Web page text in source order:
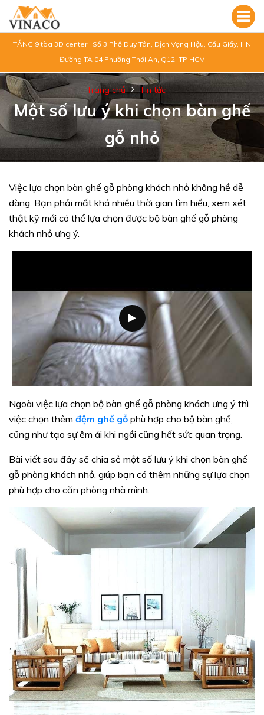
TẦNG 9 tòa 3D center , Số 3 Phố Duy Tân, Dịch Vọng Hậu, Cầu Giấy, HN
Đường TA 04 Phường Thới An, Q12, TP HCM
Trang chủ Tin tức
Một số lưu ý khi chọn bàn ghế
gỗ nhỏ
Việc lựa chọn bàn ghế gỗ phòng khách nhỏ không hề dễ
dàng. Bạn phải mất khá nhiều thời gian tìm hiểu, xem xét
thật kỹ mới có thể lựa chọn được bộ bàn ghế gỗ phòng
khách nhỏ ưng ý.
Ngoài việc lựa chọn bộ bàn ghế gỗ phòng khách ưng ý thì
việc chọn thêm đệm ghế gỗ phù hợp cho bộ bàn ghế,
cũng như tạo sự êm ái khi ngồi cũng hết sức quan trọng.
Bài viết sau đây sẽ chia sẻ một số lưu ý khi chọn bàn ghế
gỗ phòng khách nhỏ, giúp bạn có thêm những sự lựa chọn
phù hợp cho căn phòng nhà mình.